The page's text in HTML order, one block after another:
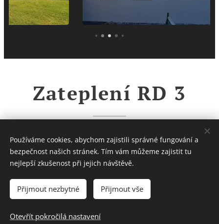
Zateplení RD 3
Architecture Project s.r.o., Nerudova 1087/40, 697 01
Kyjov, IČ: 038 43 602
Cookies
Používáme cookies, abychom zajistili správné fungování a
bezpečnost našich stránek. Tím vám můžeme zajistit tu
nejlepší zkušenost při jejich návštěvě.
Přijmout nezbytné Přijmout vše
Otevřít pokročilá nastavení